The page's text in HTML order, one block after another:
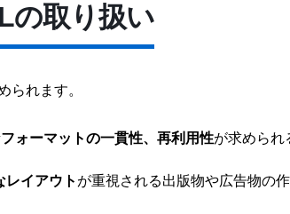
の取り扱い
られます。
ォーマットの一貫性、再利用性が求められ
レイアウト が重視される出版物や広告物の